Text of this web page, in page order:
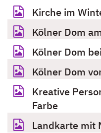
Kirche im
Kölner Dom
Kölner Dom
Kölner Dom
Kreative
Farbe
Landkarte mit